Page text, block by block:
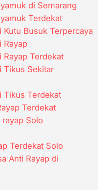
di Semarang
Terdekat
Kutu Busuk Terpercaya
Rayap
Rayap Terdekat
Tikus Sekitar
Tikus Terdekat
Terdekat
Solo
Terdekat Solo
Anti Rayap di